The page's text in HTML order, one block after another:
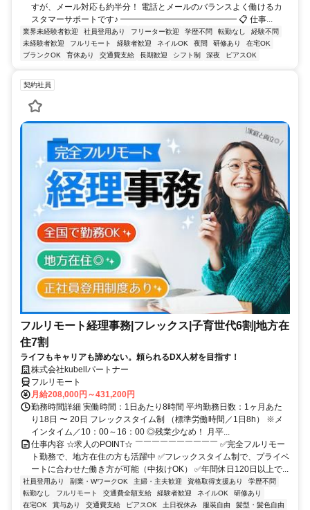
すが、メール対応も約半分！ 電話とメールのバランスよく働けるカ
スタマーサポートです♪ ━━━━━━━━━━━━━━ 📋 仕事...
業界未経験者歓迎 社員登用あり フリーター歓迎 学歴不問 転勤なし
経験不問
未経験者歓迎
フルリモート 経験者歓迎 ネイルOK 夜間 研修あり
在宅OK
ブランクOK
育休あり 交通費支給 長期歓迎 シフト制 深夜 ピアスOK
契約社員
フルリモート経理事務|フレックス|子育世代6割|地方在
住7割
ライフもキャリアも諦めない。頼られるDX人材を目指す！
株式会社kubellパートナー
フルリモート
月給208,000円～431,200円
勤務時間詳細 実働時間：1日あたり8時間 平均勤務日数：1ヶ月あた
り18日 〜 20日 フレックスタイム制 （標準労働時間／1日8h） ※メ
インタイム／10：00～16：00 ◎残業少なめ！ 月平...
仕事内容 ☆求人のPOINT☆ ￣￣￣￣￣￣￣￣￣￣ ✅完全フルリモー
ト勤務で、地方在住の方も活躍中 ✅フレックスタイム制で、プライベ
ートに合わせた働き方が可能（中抜けOK） ✅年間休日120日以上で...
社員登用あり 副業・WワークOK 主婦・主夫歓迎 資格取得支援あり
学歴不問
転勤なし
フルリモート 交通費全額支給 経験者歓迎 ネイルOK
研修あり
在宅OK
賞与あり 交通費支給 ピアスOK 土日祝休み 服装自由 髪型・髪色自由